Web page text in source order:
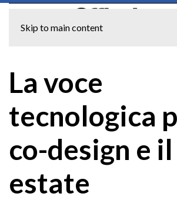
Skip to main content
La voce
tecnologica
co-design e
estate